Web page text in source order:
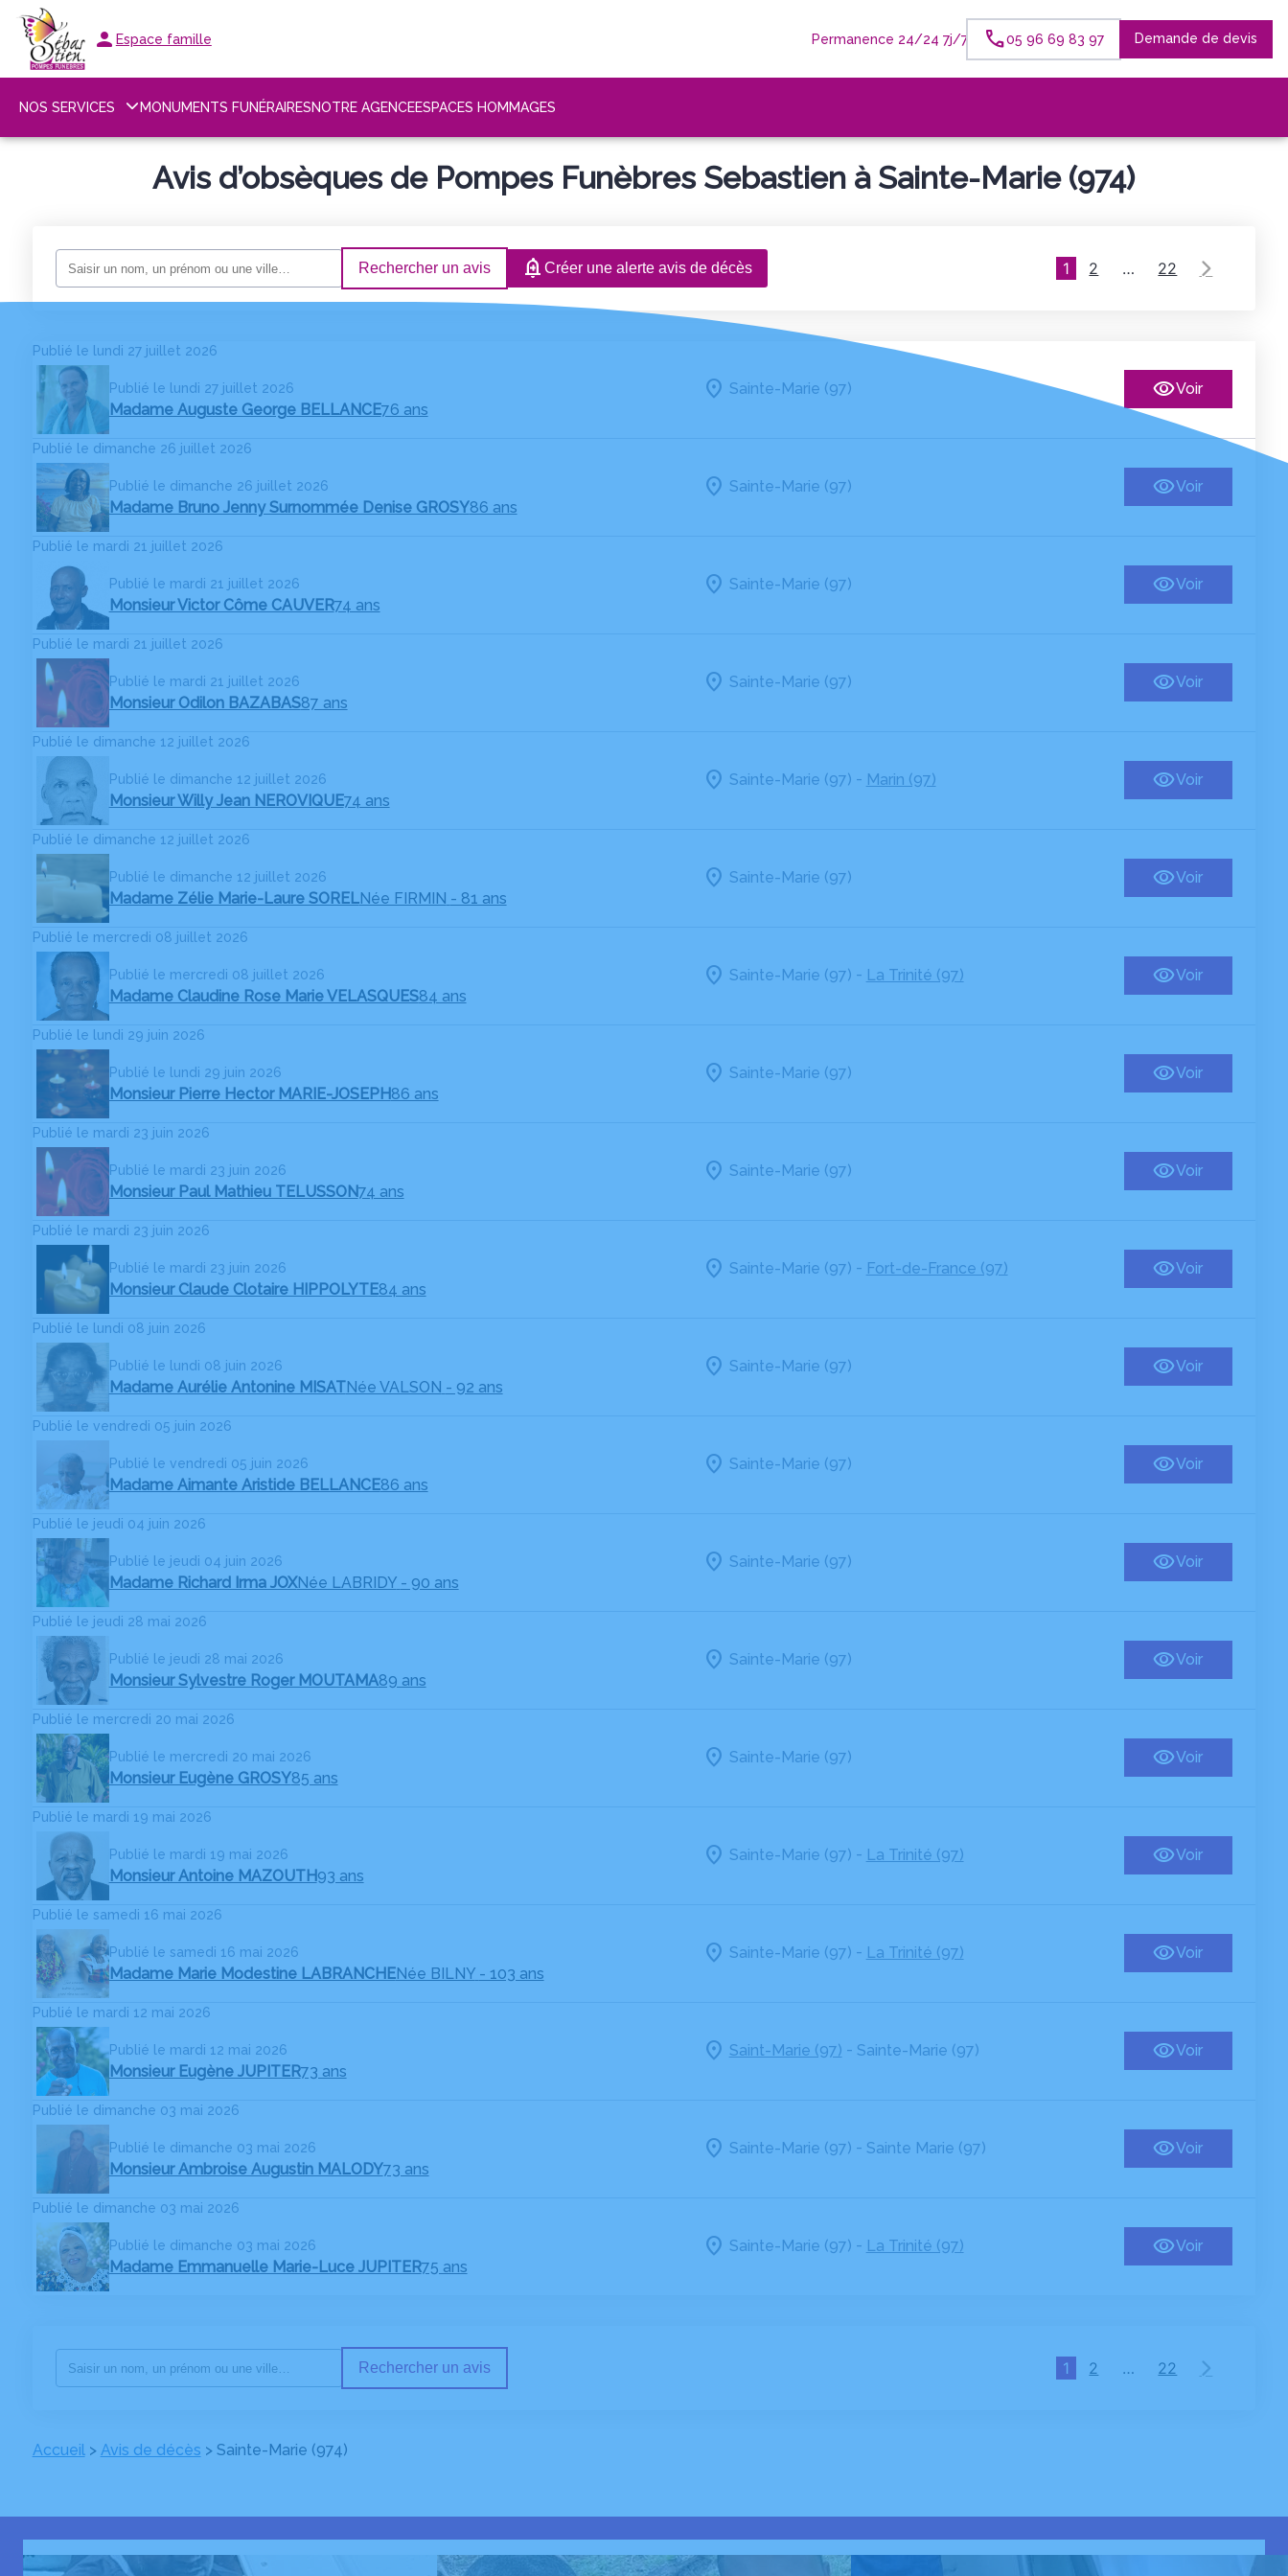
Espace famille Permanence 24/24 7j/7 05 96 69 83 97 Demande de devis
NOS SERVICES MONUMENTS FUNÉRAIRESNOTRE AGENCEESPACES HOMMAGES
Avis d’obsèques de Pompes Funèbres Sebastien à Sainte-Marie (974)
Rechercher un avis Créer une alerte avis de décès 1 2 … 22
Publié le lundi 27 juillet 2026
Publié le lundi 27 juillet 2026
Madame Auguste George BELLANCE76 ans
Sainte-Marie (97) Voir
Publié le dimanche 26 juillet 2026
Publié le dimanche 26 juillet 2026
Madame Bruno Jenny Surnommée Denise GROSY86 ans
Sainte-Marie (97) Voir
Publié le mardi 21 juillet 2026
Publié le mardi 21 juillet 2026
Monsieur Victor Côme CAUVER74 ans
Sainte-Marie (97) Voir
Publié le mardi 21 juillet 2026
Publié le mardi 21 juillet 2026
Monsieur Odilon BAZABAS87 ans
Sainte-Marie (97) Voir
Publié le dimanche 12 juillet 2026
Publié le dimanche 12 juillet 2026
Monsieur Willy Jean NEROVIQUE74 ans
Sainte-Marie (97) - Marin (97) Voir
Publié le dimanche 12 juillet 2026
Publié le dimanche 12 juillet 2026
Madame Zélie Marie-Laure SORELNée FIRMIN - 81 ans
Sainte-Marie (97) Voir
Publié le mercredi 08 juillet 2026
Publié le mercredi 08 juillet 2026
Madame Claudine Rose Marie VELASQUES84 ans
Sainte-Marie (97) - La Trinité (97) Voir
Publié le lundi 29 juin 2026
Publié le lundi 29 juin 2026
Monsieur Pierre Hector MARIE-JOSEPH86 ans
Sainte-Marie (97) Voir
Publié le mardi 23 juin 2026
Publié le mardi 23 juin 2026
Monsieur Paul Mathieu TELUSSON74 ans
Sainte-Marie (97) Voir
Publié le mardi 23 juin 2026
Publié le mardi 23 juin 2026
Monsieur Claude Clotaire HIPPOLYTE84 ans
Sainte-Marie (97) - Fort-de-France (97) Voir
Publié le lundi 08 juin 2026
Publié le lundi 08 juin 2026
Madame Aurélie Antonine MISATNée VALSON - 92 ans
Sainte-Marie (97) Voir
Publié le vendredi 05 juin 2026
Publié le vendredi 05 juin 2026
Madame Aimante Aristide BELLANCE86 ans
Sainte-Marie (97) Voir
Publié le jeudi 04 juin 2026
Publié le jeudi 04 juin 2026
Madame Richard Irma JOXNée LABRIDY - 90 ans
Sainte-Marie (97) Voir
Publié le jeudi 28 mai 2026
Publié le jeudi 28 mai 2026
Monsieur Sylvestre Roger MOUTAMA89 ans
Sainte-Marie (97) Voir
Publié le mercredi 20 mai 2026
Publié le mercredi 20 mai 2026
Monsieur Eugène GROSY85 ans
Sainte-Marie (97) Voir
Publié le mardi 19 mai 2026
Publié le mardi 19 mai 2026
Monsieur Antoine MAZOUTH93 ans
Sainte-Marie (97) - La Trinité (97) Voir
Publié le samedi 16 mai 2026
Publié le samedi 16 mai 2026
Madame Marie Modestine LABRANCHENée BILNY - 103 ans
Sainte-Marie (97) - La Trinité (97) Voir
Publié le mardi 12 mai 2026
Publié le mardi 12 mai 2026
Monsieur Eugène JUPITER73 ans
Saint-Marie (97) - Sainte-Marie (97) Voir
Publié le dimanche 03 mai 2026
Publié le dimanche 03 mai 2026
Monsieur Ambroise Augustin MALODY73 ans
Sainte-Marie (97) - Sainte Marie (97) Voir
Publié le dimanche 03 mai 2026
Publié le dimanche 03 mai 2026
Madame Emmanuelle Marie-Luce JUPITER75 ans
Sainte-Marie (97) - La Trinité (97) Voir
Rechercher un avis 1 2 … 22
Accueil> Avis de décès > Sainte-Marie (974)